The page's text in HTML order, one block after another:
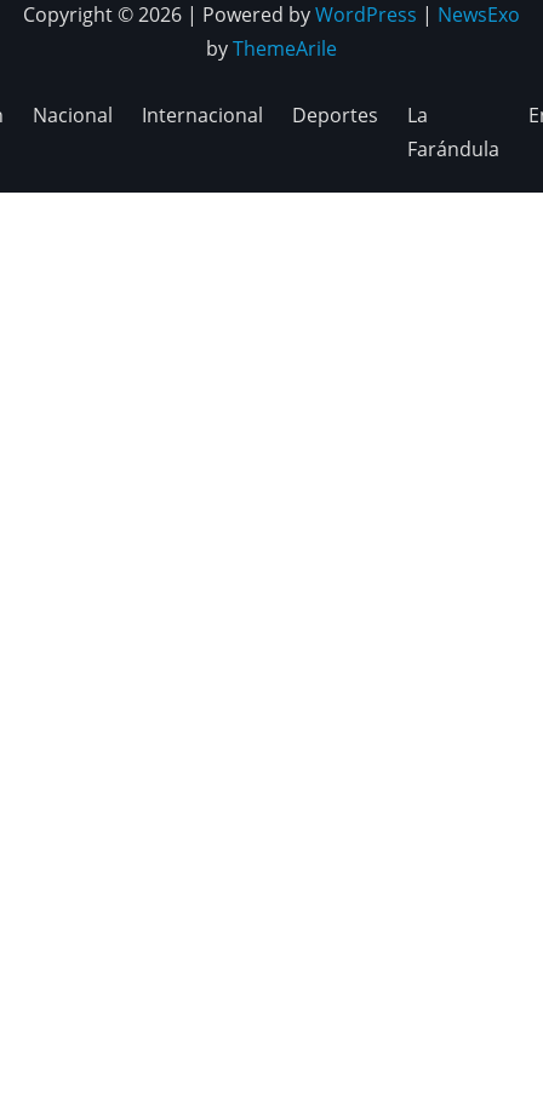
Copyright © 2026 | Powered byWordPress | NewsExo
byThemeArile
Nacional Internacional Deportes
La
Farándula